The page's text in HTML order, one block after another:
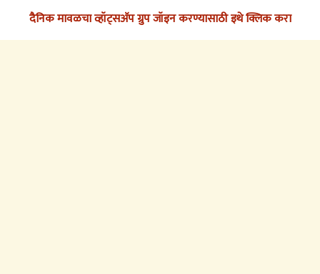
दैनिक मावळचा व्हॉट्सअ‍ॅप ग्रुप जॉइन करण्यासाठी इथे क्लिक करा